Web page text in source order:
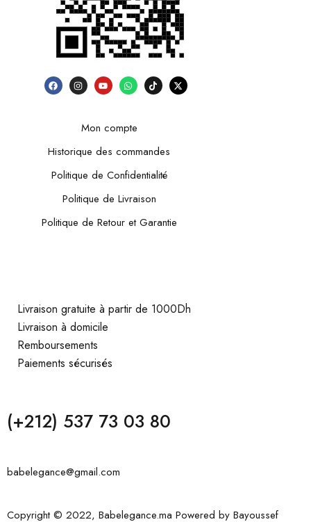
Mon compte
Historique des commandes
Politique de Confidentialité
Politique de Livraison
Politique de Retour et Garantie
Livraison gratuite à partir de 1000Dh
Livraison à domicile
Remboursements
Paiements sécurisés
(+212) 537 73 03 80
babelegance@gmail.com
Copyright © 2022, Babelegance.ma Powered by Bayoussef